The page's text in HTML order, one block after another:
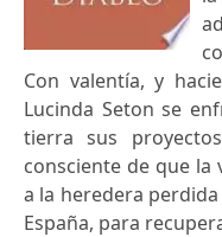
Con valentía, y
Lucinda Seton se
tierra sus
consciente de que la
a la heredera
España, para